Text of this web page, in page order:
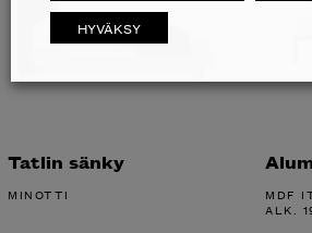
Tatlin sänky
MINOTTI MDF
ALK.
HYVÄKSY